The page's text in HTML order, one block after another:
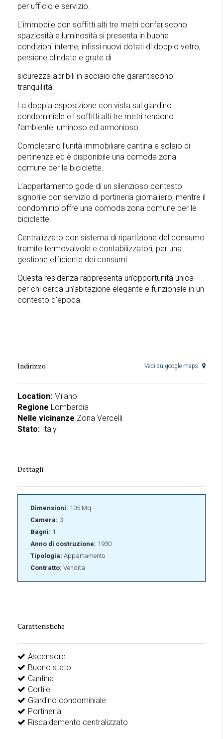
per ufficio e servizio.
L’immobile con soffitti alti tre metri conferiscono
spaziosità e luminosità si presenta in buone
condizioni interne, infissi nuovi dotati di doppio vetro,
persiane blindate e grate di
sicurezza apribili in acciaio che garantiscono
tranquillità.
La doppia esposizione con vista sul giardino
condominiale e i soffitti alti tre metri rendono
l’ambiente luminoso ed armonioso.
Completano l’unità immobiliare cantina e solaio di
pertinenza ed è disponibile una comoda zona
comune per le biciclette.
L’appartamento gode di un silenzioso contesto
signorile con servizio di portineria giornaliero, mentre il
condominio offre una comoda zona comune per le
biciclette.
Centralizzato con sistema di ripartizione del consumo
tramite termovalvole e contabilizzatori, per una
gestione efficiente dei consumi.
Questa residenza rappresenta un’opportunità unica
per chi cerca un’abitazione elegante e funzionale in un
contesto d’epoca.
Indirizzo Vedi su google maps
Location: Milano
Regione Lombardia
Nelle vicinanze Zona Vercelli
Stato: Italy
Dettagli
Dimensioni: 105 Mq
Camera: 3
Bagni: 1
Anno di costruzione: 1930
Tipologia: Appartamento
Contratto: Vendita
Caratteristiche
Ascensore
Buono stato
Cantina
Cortile
Giardino condominiale
Portineria
Riscaldamento centralizzato